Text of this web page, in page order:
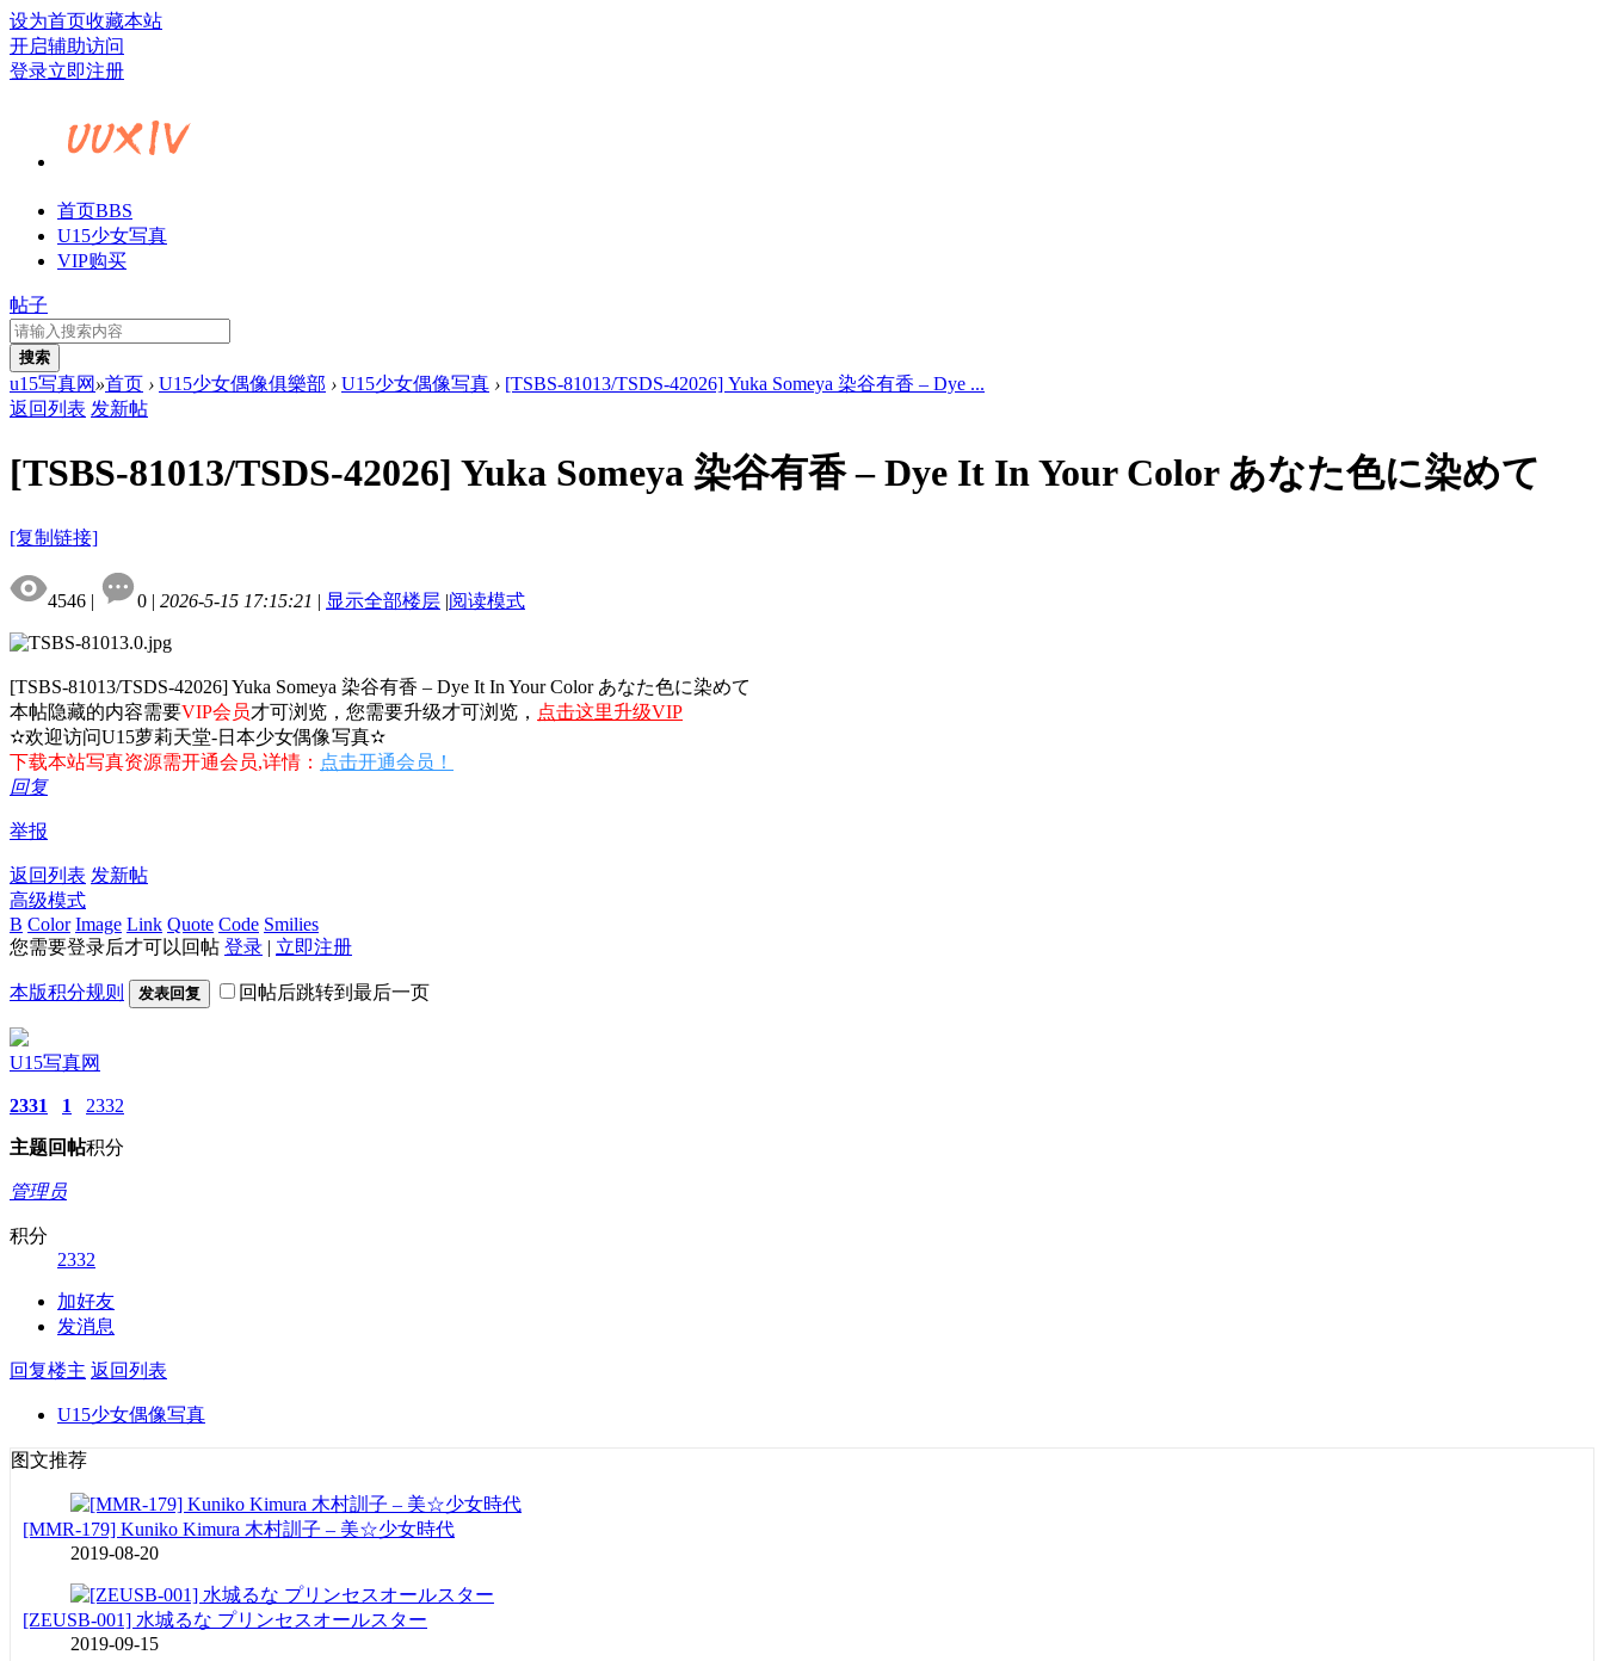
设为首页收藏本站
开启辅助访问
登录立即注册
首页BBS
U15少女写真
VIP购买
帖子
搜索
u15写真网 »首页 › U15少女偶像俱樂部 › U15少女偶像写真 › [TSBS-81013/TSDS-42026] Yuka Someya 染谷有香 – Dye ...
返回列表 发新帖
[TSBS-81013/TSDS-42026] Yuka Someya 染谷有香 – Dye It In Your Color あなた色に染めて
[复制链接]
4546 | 0 | 2026-5-15 17:15:21 | 显示全部楼层 |阅读模式
[TSBS-81013/TSDS-42026] Yuka Someya 染谷有香 – Dye It In Your Color あなた色に染めて
本帖隐藏的内容需要VIP会员才可浏览，您需要升级才可浏览， 点击这里升级VIP
✫欢迎访问U15萝莉天堂-日本少女偶像写真✫
下载本站写真资源需开通会员,详情： 点击开通会员！
回复
举报
返回列表 发新帖
高级模式
B Color Image Link Quote Code Smilies
您需要登录后才可以回帖 登录 | 立即注册
本版积分规则 发表回复 回帖后跳转到最后一页
U15写真网
2331
主题
1
回帖
2332
积分
管理员
积分
2332
加好友
发消息
回复楼主 返回列表
U15少女偶像写真
图文推荐
[MMR-179] Kuniko Kimura 木村訓子 – 美☆少女時代
2019-08-20
[ZEUSB-001] 水城るな プリンセスオールスター
2019-09-15